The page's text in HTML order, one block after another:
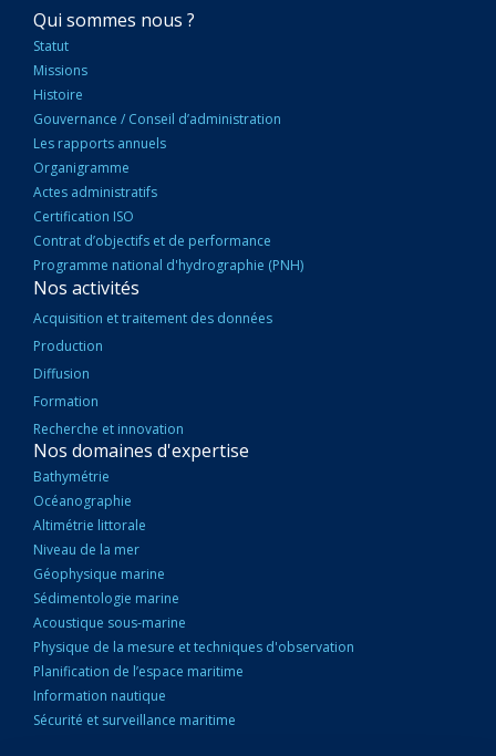
NAVIGATION
PRINCIPALE
Qui sommes nous ?
Statut
Missions
Histoire
Gouvernance / Conseil d’administration
Les rapports annuels
Organigramme
Actes administratifs
Certification ISO
Contrat d’objectifs et de performance
Programme national d'hydrographie (PNH)
Nos activités
Acquisition et traitement des données
Production
Diffusion
Formation
Recherche et innovation
Nos domaines d'expertise
Bathymétrie
Océanographie
Altimétrie littorale
Niveau de la mer
Géophysique marine
Sédimentologie marine
Acoustique sous-marine
Physique de la mesure et techniques d'observation
Planification de l’espace maritime
Information nautique
Sécurité et surveillance maritime